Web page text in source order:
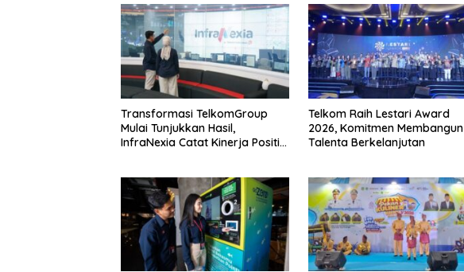
Transformasi TelkomGroup
Mulai Tunjukkan Hasil,
InfraNexia Catat Kinerja Positif
Telkom Raih Lestari Award
2026, Komitmen Membangun
Talenta Berkelanjutan